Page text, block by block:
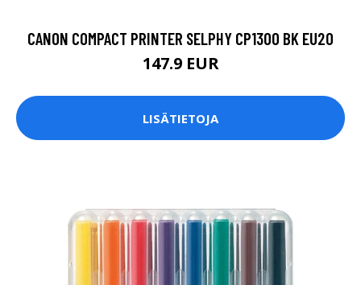
CANON COMPACT PRINTER SELPHY CP1300 BK EU20
147.9 EUR
LISÄTIETOJA